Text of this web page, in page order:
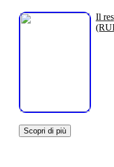
Il
Scopri di più